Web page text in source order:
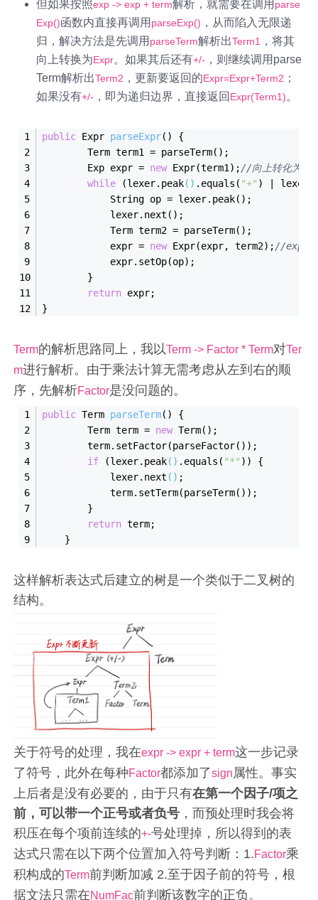
但如果按照exp -> exp + term解析，就需要在调用 parse
Exp()函数内直接再调用 parseExp() ，从而陷入无限递
归，解决方法是先调用 parseTerm解析出Term1
，将其
向上转换为Expr。如果其后还有+/- ，则继续调用parse
Term解析出Term2 ，更新要返回的Expr=Expr+Term2 ；
如果没有+/- ，即为递归边界，直接返回 Expr(Term1)。
public Expr parseExpr()
{
        Term term1 = parse
Term() ;
        Exp expr =
new Expr(term1 ) ;//向上转化为
while (lexer.peak() .equals( "+" )
|
String op = lexer.peak();
            lexer.next();
Term term2 = parseTerm() ;
            expr =
new Expr(expr, term2) ;//expr
            expr.set
Op(op) ;
        }
return expr;
}
Term的解析思路同上，我以Term -> Factor * Term对Ter
m进行解析。由于乘法计算无需考虑从左到右的顺
序，先解析Factor是没问题的。
public Term parseTerm()
{
        Term term =
new Term() ;
        term.set
Factor(parseFactor() );
if (lexer.peak() .equals( "*" )) {
            lexer.next
() ;
            term.set
Term(parseTerm() );
        }
return term;
    }
这样解析表达式后建立的树是一个类似于二叉树的
结构。
关于符号的处理，我在expr -> expr + term这一步记录
了符号，此外在每种Factor都添加了sign属性。事实
上后者是没有必要的，由于只有在第一个因子/项之
前，可以带一个正号或者负号 ，而预处理时我会将
积压在每个项前连续的+-号处理掉，所以得到的表
达式只需在以下两个位置加入符号判断：1.Factor乘
积构成的Term前判断加减 2.至于因子前的符号，根
据文法只需在NumFac前判断该数字的正负。